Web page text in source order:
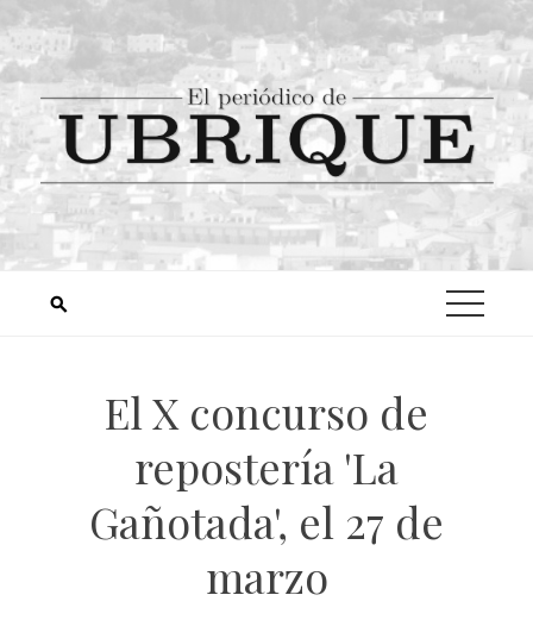
El X concurso de
repostería 'La
Gañotada', el 27 de
marzo